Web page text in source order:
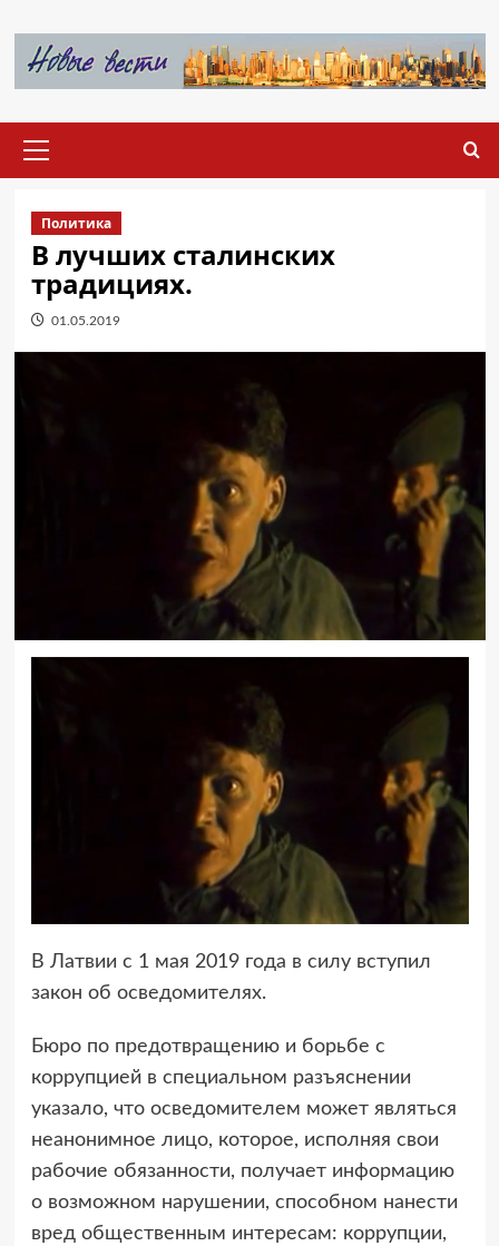
содержимому
меню
Политика
В лучших сталинских
традициях.
01.05.2019
В Латвии с 1 мая 2019 года в силу вступил
закон об осведомителях.
Бюро по предотвращению и борьбе с
коррупцией в специальном разъяснении
указало, что осведомителем может являться
неанонимное лицо, которое, исполняя свои
рабочие обязанности, получает информацию
о возможном нарушении, способном нанести
вред общественным интересам: коррупции,